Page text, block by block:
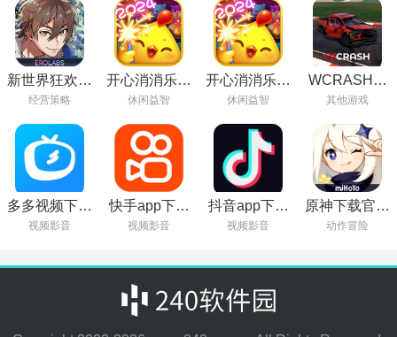
新世界狂欢下
载官方正版
经营策略
开心消消乐老
版本下载
休闲益智
开心消消乐旧
版本下载
休闲益智
WCRASH车
祸游戏手机版
其他游戏
多多视频下载
苹果手机版
视频影音
快手app下载
最新版
视频影音
抖音app下载
安装最新版
视频影音
原神下载官方
版本
动作冒险